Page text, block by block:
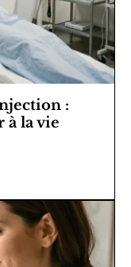
:
à la vie